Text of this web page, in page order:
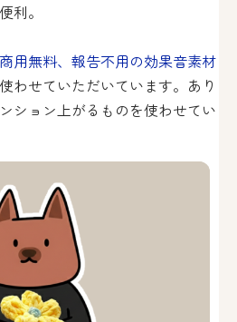
利。
用無料、報告不用の効果音素材
わせていただいています。あり
ション上がるものを使わせてい